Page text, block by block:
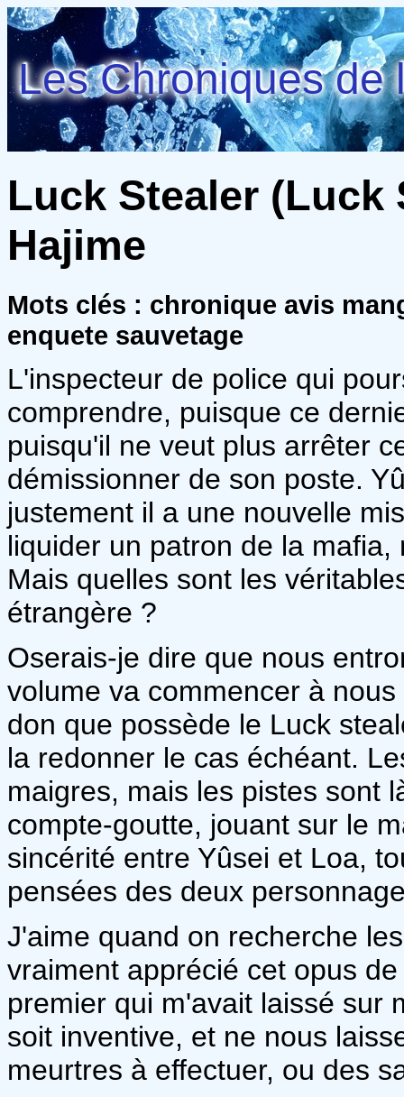
Les Chroniques de
Luck Stealer (Luck
Hajime
Mots clés : chronique avis
enquete sauvetage
L'inspecteur de police qui
comprendre, puisque ce
puisqu'il ne veut plus arrêter
démissionner de son poste.
justement il a une nouvelle
liquider un patron de la
Mais quelles sont les
étrangère ?
Oserais-je dire que nous
volume va commencer à
don que possède le Luck
la redonner le cas échéant.
maigres, mais les pistes sont
compte-goutte, jouant sur le
sincérité entre Yûsei et Loa,
pensées des deux
J'aime quand on recherche
vraiment apprécié cet opus
premier qui m'avait laissé sur
soit inventive, et ne nous
meurtres à effectuer, ou des